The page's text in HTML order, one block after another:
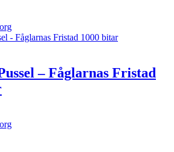
– Fåglarnas Fristad